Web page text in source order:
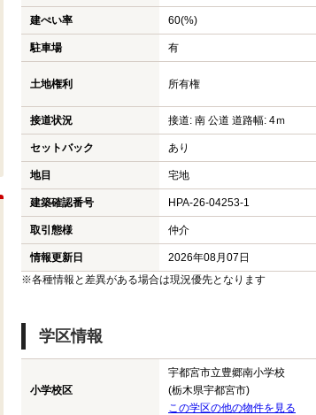
建ぺい率 60(%)
駐車場 有
土地権利 所有権
接道状況 接道: 南 公道 道路幅: 4ｍ
セットバック あり
地目 宅地
建築確認番号 HPA-26-04253-1
取引態様 仲介
情報更新日 2026年08月07日
※各種情報と差異がある場合は現況優先となります
学区情報
小学校区
宇都宮市立豊郷南小学校
(栃木県宇都宮市)
この学区の他の物件を見る